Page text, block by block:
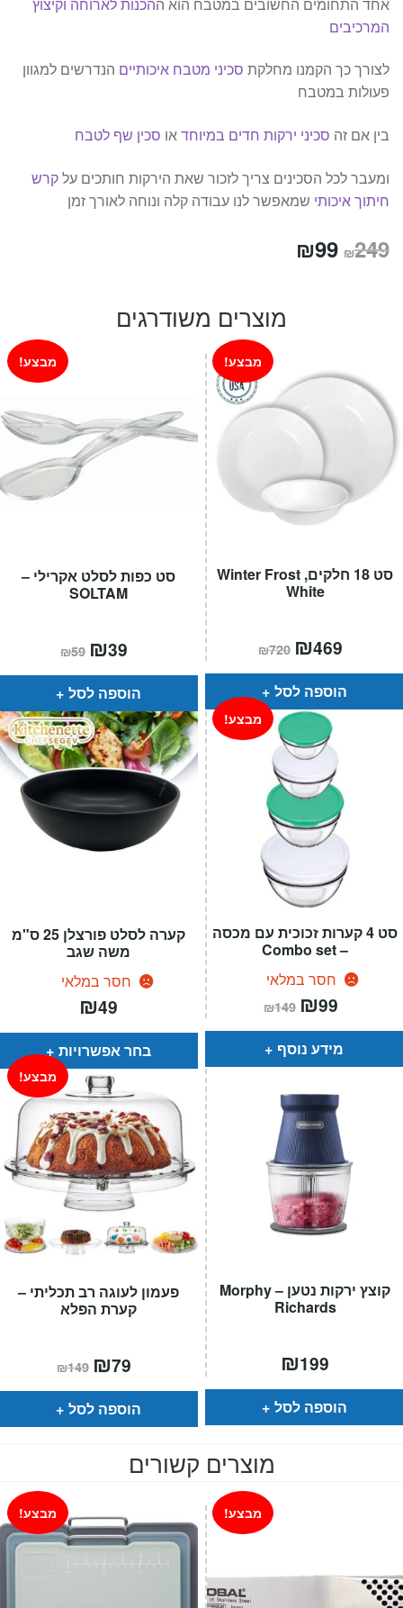
המרכיבים
לצורך כך הקמנו מחלקת סכיני מטבח איכותיים הנדרשים למגוון
פעולות במטבח
בין אם זה סכיני ירקות חדים במיוחדאו סכין שף לטבח
ומעבר לכל הסכינים צריך לזכור שאת הירקות חותכים עלקרש
חיתוך איכותי שמאפשר לנו עבודה קלה ונוחה לאורך זמן
₪249 המחיר
₪99
הוא:
₪99.
מוצרים משודרגים
סט כפות לסלט אקרילי –
SOLTAM
מבצע!
₪59 המחיר
המקורי
היה:
₪59.
₪39
הוא:
הוספה לסל
סט 18 חלקים, Winter Frost
White
מבצע!
₪720 המחיר
המקורי
היה:
₪720.
₪469
הוא:
הוספה לסל
קערה לסלט פורצלן 25 ס"מ
משה שגב
חסר במלאי
₪49
בחר אפשרויות
סט 4 קערות זכוכית עם מכסה
– Combo set
חסר במלאי
מבצע!
₪149 המחיר
המקורי
היה:
₪149.
₪99
הוא:
מידע נוסף
פעמון לעוגה רב תכליתי –
קערת הפלא
מבצע!
₪149 המחיר
המקורי
היה:
₪149.
₪79
הוא:
הוספה לסל
קוצץ ירקות נטען – Morphy
Richards
₪199
הוספה לסל
מוצרים קשורים
מבצע! מבצע!